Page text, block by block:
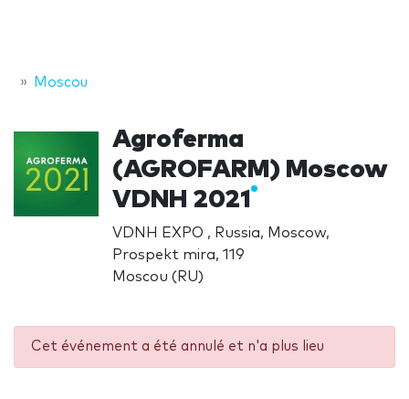
Moscou
Agroferma
(AGROFARM) Moscow
VDNH 2021
VDNH EXPO , Russia, Moscow,
Prospekt mira, 119
Moscou (RU)
Cet événement a été annulé et n'a plus lieu